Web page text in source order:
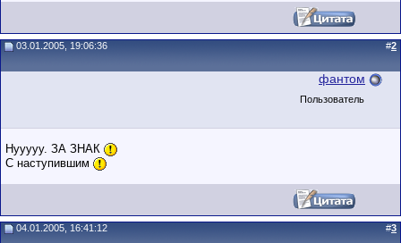
03.01.2005, 19:06:36 #2
фантом
Пользователь
Нууууу. ЗА ЗНАК
С наступившим
04.01.2005, 16:41:12 #3